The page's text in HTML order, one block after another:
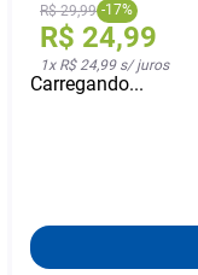
R$ 29,99 -17%
R$ 24,99
1x R$ 24,99s/ juros
Carregando...